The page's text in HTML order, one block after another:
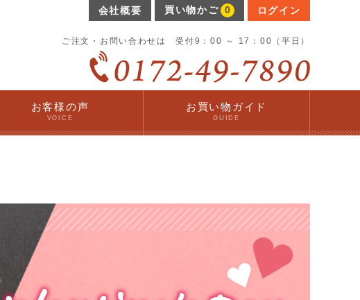
会社概要 買い物かご 0 ログイン
ご注文・お問い合わせは 受付9：00 ～ 17：00（平日）
お客様の声
VOICE
お買い物ガイド
GUIDE